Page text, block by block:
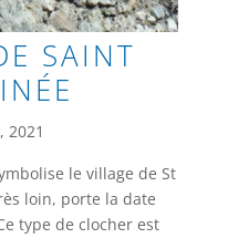
SAINT
2021
le village de St
loin, porte la date
type de clocher est